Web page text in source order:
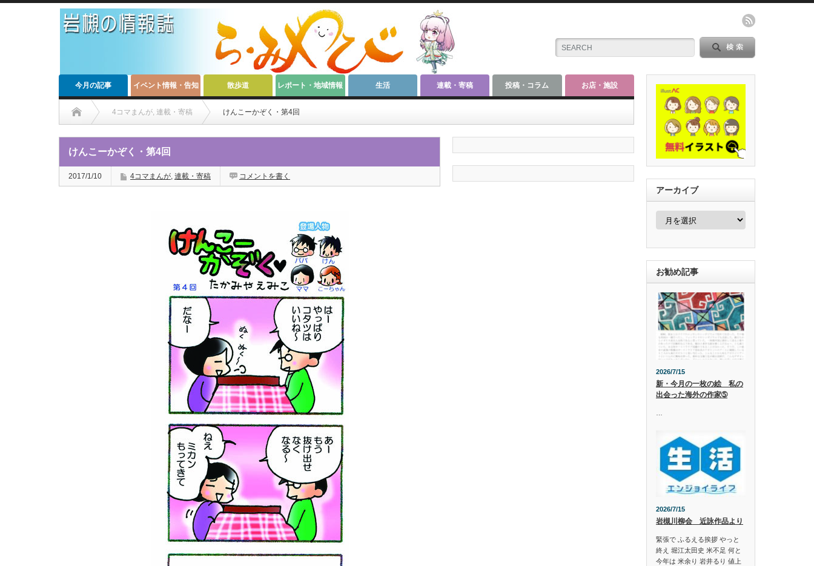
今月の記事 イベント情報・告知 散歩道 レポート・地域情報 生活 連載・寄稿 投稿・コラム お店・施設
4コマまんが, 連載・寄稿 けんこーかぞく・第4回
けんこーかぞく・第4回
2017/1/10 4コマまんが, 連載・寄稿 コメントを書く
アーカイブ
お勧め記事
2026/7/15
新・今月の一枚の絵 私の
出会った海外の作家➄
2026/7/15
岩槻川柳会 近詠作品より
緊張で ふるえる挨拶 やっと
終え 堀江太田史 米不足 何と
今年は 米余り 岩井るり 値上